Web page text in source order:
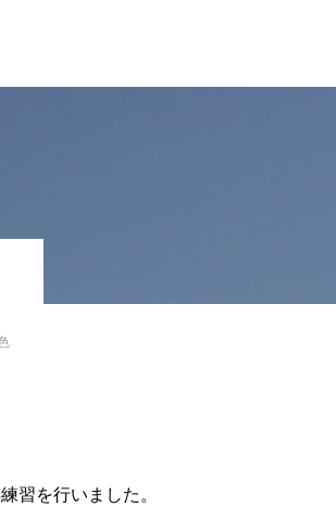
習を行いました。